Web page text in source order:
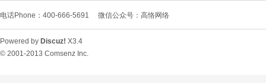
电话Phone：400-666-5691 微信公众号：高恪网络
Powered by Discuz! X3.4
© 2001-2013 Comsenz Inc.